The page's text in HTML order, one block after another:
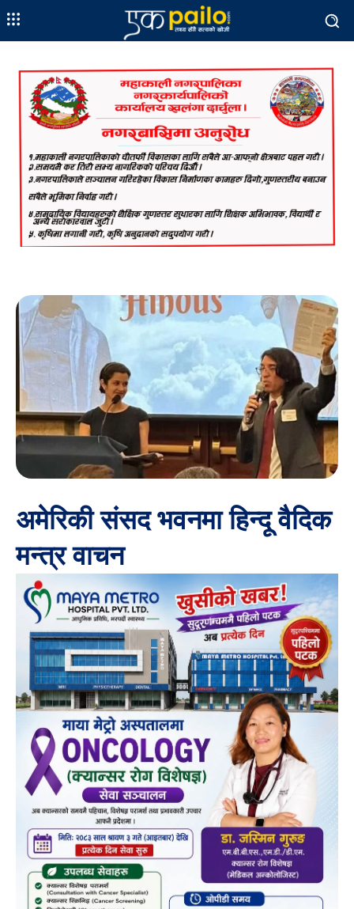
अमेरिकी संसद भवनमा हिन्दू वैदिक
मन्त्र वाचन